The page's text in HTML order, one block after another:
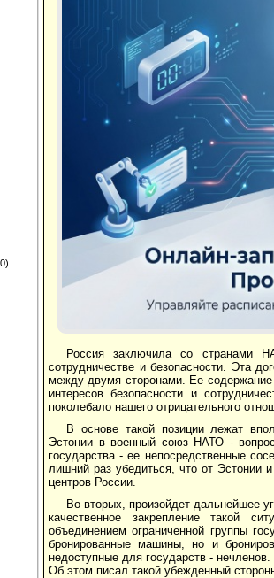
Россия заключила со странами
сотрудничестве и безопасности. Эта
между двумя сторонами. Ее содержание
интересов безопасности и
поколебало нашего отрицательного
В основе такой позиции лежат
Эстонии в военный союз НАТО -
государства - ее непосредственные
лишний раз убедиться, что от Эстонии
центров России.
Во-вторых, произойдет дальнейшее
качественное закрепление такой
объединением ограниченной группы
бронированные машины, но и
недоступные для государств -
Об этом писал такой убежденный